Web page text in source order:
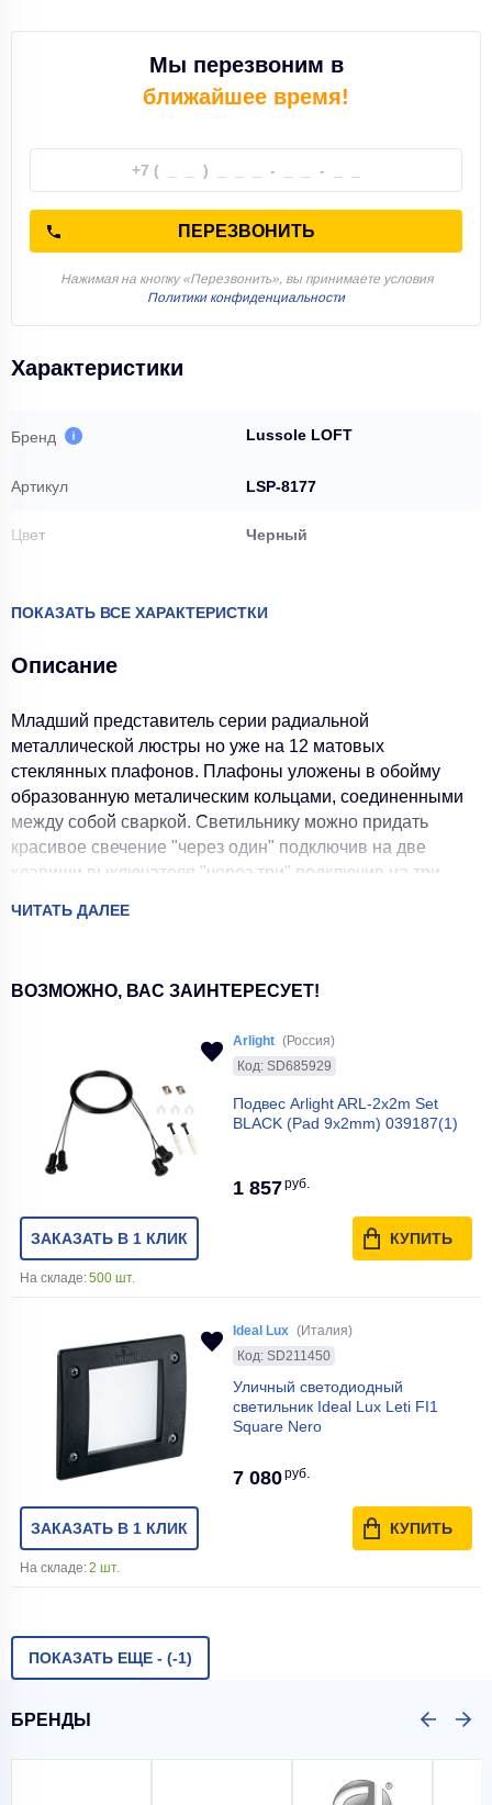
Мы перезвоним в
ближайшее время!
ПЕРЕЗВОНИТЬ
Нажимая на кнопку «Перезвонить», вы принимаете условия
Политики конфиденциальности
Характеристики
Бренд Lussole LOFT
Артикул LSP-8177
Цвет Черный
Высота макс, мм 1800
Степень пылевлагозащиты IP20
Модель LSP-8177
Артикул LSP-8177
Базовая единица
Высота коробки, мм 210
Тип товара Люстра подвесная
Длина коробки, мм
Комплектация лампочками
Материал арматуры Металл
0.1229
Материал плафона
Мощность одной лампы, Вт
Ширина коробки, мм
Планка монтажная
ПОКАЗАТЬ ВСЕ ХАРАКТЕРИСТКИ
Описание
Младший представитель серии радиальной
металлической люстры но уже на 12 матовых
стеклянных плафонов. Плафоны уложены в обойму
образованную металическим кольцами, соединенными
между собой сваркой. Светильнику можно придать
красивое свечение "через один" подключив на две
клавиши выключателя "через три" подключив на три
ЧИТАТЬ ДАЛЕЕ
ВОЗМОЖНО, ВАС ЗАИНТЕРЕСУЕТ!
Arlight (Россия)
Код: SD685929
Подвес Arlight ARL-2x2m Set
BLACK (Pad 9x2mm) 039187(1)
1 857руб.
ЗАКАЗАТЬ В 1 КЛИК КУПИТЬ
На складе:500 шт.
Ideal Lux (Италия)
Код: SD211450
Уличный светодиодный
светильник Ideal Lux Leti FI1
Square Nero
7 080руб.
ЗАКАЗАТЬ В 1 КЛИК КУПИТЬ
На складе:2 шт.
ПОКАЗАТЬ ЕЩЕ - (-1)
БРЕНДЫ